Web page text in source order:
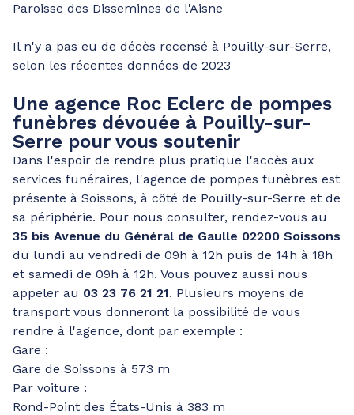
Paroisse des Dissemines de l'Aisne
Il n'y a pas eu de décès recensé à Pouilly-sur-Serre,
selon les récentes données de 2023
Une agence Roc Eclerc de pompes
funèbres dévouée à Pouilly-sur-
Serre pour vous soutenir
Dans l'espoir de rendre plus pratique l'accès aux
services funéraires, l'agence de pompes funèbres est
présente à Soissons, à côté de Pouilly-sur-Serre et de
sa périphérie. Pour nous consulter, rendez-vous au
35 bis Avenue du Général de Gaulle 02200 Soissons
du lundi au vendredi de 09h à 12h puis de 14h à 18h
et samedi de 09h à 12h. Vous pouvez aussi nous
appeler au 03 23 76 21 21. Plusieurs moyens de
transport vous donneront la possibilité de vous
rendre à l'agence, dont par exemple :
Gare :
Gare de Soissons à 573 m
Par voiture :
Rond-Point des États-Unis à 383 m